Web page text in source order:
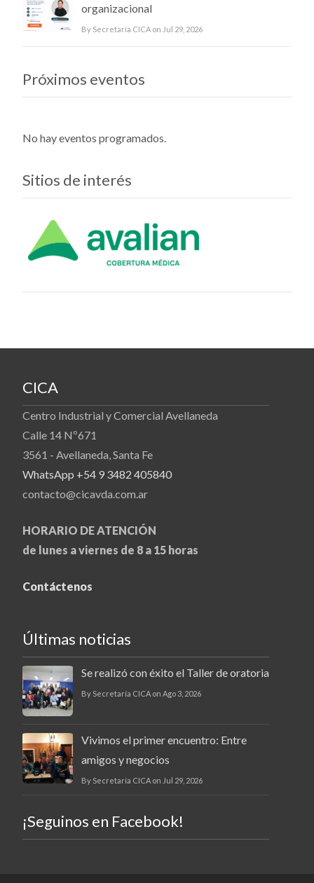
organizacional
By Secretaría CICA on Jul 29, 2026
Próximos eventos
No hay eventos programados.
Sitios de interés
CICA
Centro Industrial y Comercial Avellaneda
Calle 14 Nº671
3561 - Avellaneda, Santa Fe
WhatsApp +54 9 3482 405840
contacto@cicavda.com.ar
HORARIO DE ATENCIÓN
de lunes a viernes de 8 a 15 horas
Contáctenos
Últimas noticias
Se realizó con éxito el Taller de oratoria
By Secretaría CICA on Ago 3, 2026
Vivimos el primer encuentro: Entre
amigos y negocios
By Secretaría CICA on Jul 29, 2026
¡Seguinos en Facebook!